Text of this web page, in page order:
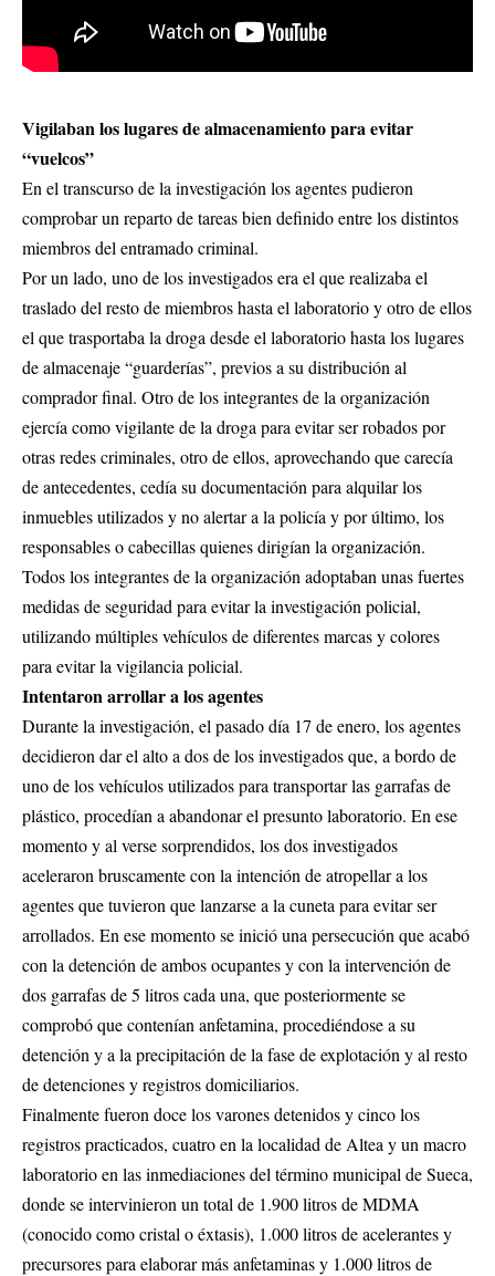
Vigilaban los lugares de almacenamiento para evitar
“vuelcos”
En el transcurso de la investigación los agentes pudieron
comprobar un reparto de tareas bien definido entre los distintos
miembros del entramado criminal.
Por un lado, uno de los investigados era el que realizaba el
traslado del resto de miembros hasta el laboratorio y otro de ellos
el que trasportaba la droga desde el laboratorio hasta los lugares
de almacenaje “guarderías”, previos a su distribución al
comprador final. Otro de los integrantes de la organización
ejercía como vigilante de la droga para evitar ser robados por
otras redes criminales, otro de ellos, aprovechando que carecía
de antecedentes, cedía su documentación para alquilar los
inmuebles utilizados y no alertar a la policía y por último, los
responsables o cabecillas quienes dirigían la organización.
Todos los integrantes de la organización adoptaban unas fuertes
medidas de seguridad para evitar la investigación policial,
utilizando múltiples vehículos de diferentes marcas y colores
para evitar la vigilancia policial.
Intentaron arrollar a los agentes
Durante la investigación, el pasado día 17 de enero, los agentes
decidieron dar el alto a dos de los investigados que, a bordo de
uno de los vehículos utilizados para transportar las garrafas de
plástico, procedían a abandonar el presunto laboratorio. En ese
momento y al verse sorprendidos, los dos investigados
aceleraron bruscamente con la intención de atropellar a los
agentes que tuvieron que lanzarse a la cuneta para evitar ser
arrollados. En ese momento se inició una persecución que acabó
con la detención de ambos ocupantes y con la intervención de
dos garrafas de 5 litros cada una, que posteriormente se
comprobó que contenían anfetamina, procediéndose a su
detención y a la precipitación de la fase de explotación y al resto
de detenciones y registros domiciliarios.
Finalmente fueron doce los varones detenidos y cinco los
registros practicados, cuatro en la localidad de Altea y un macro
laboratorio en las inmediaciones del término municipal de Sueca,
donde se intervinieron un total de 1.900 litros de MDMA
(conocido como cristal o éxtasis), 1.000 litros de acelerantes y
precursores para elaborar más anfetaminas y 1.000 litros de